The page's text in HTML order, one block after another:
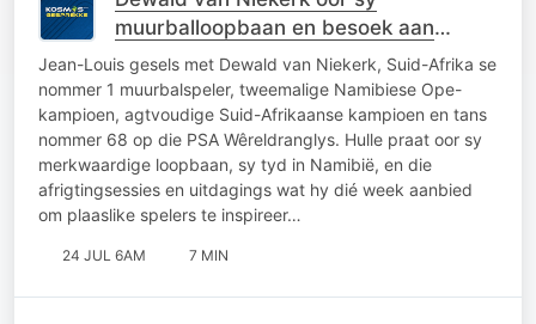
muurballoopbaan en besoek aan
Namibië
Jean-Louis gesels met Dewald van Niekerk, Suid-Afrika se
nommer 1 muurbalspeler, tweemalige Namibiese Ope-
kampioen, agtvoudige Suid-Afrikaanse kampioen en tans
nommer 68 op die PSA Wêreldranglys. Hulle praat oor sy
merkwaardige loopbaan, sy tyd in Namibië, en die
afrigtingsessies en uitdagings wat hy dié week aanbied
om plaaslike spelers te inspireer…
24 JUL 6AM 7 MIN